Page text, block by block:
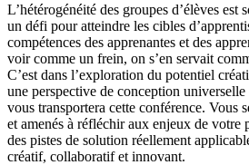
L’hétérogénéité des groupes d’élèves est
un défi pour atteindre les cibles
compétences des apprenantes et des
voir comme un frein, on s’en servait
C’est dans l’exploration du potentiel
une perspective de conception universelle
vous transportera cette conférence. Vous
et amenés à réfléchir aux enjeux de votre
des pistes de solution réellement
créatif, collaboratif et innovant.